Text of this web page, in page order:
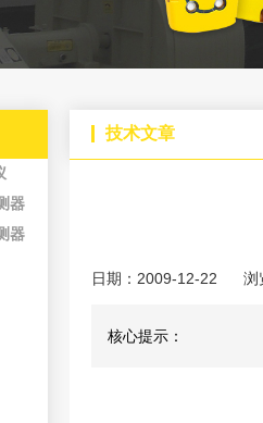
器
器
技术文章
日期：2009-12-22 浏
核心提示：